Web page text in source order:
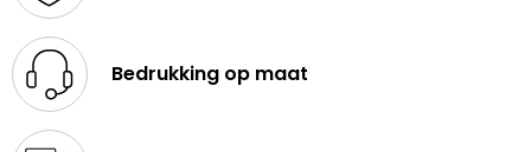
Bedrukking op maat